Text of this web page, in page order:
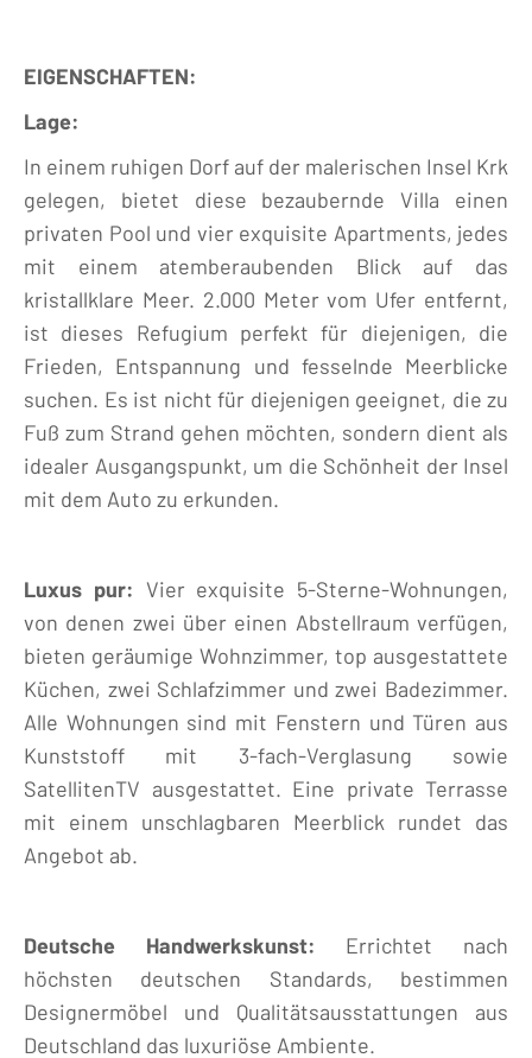
EIGENSCHAFTEN:
Lage:
In einem ruhigen Dorf auf der malerischen Insel Krk
gelegen, bietet diese bezaubernde Villa einen
privaten Pool und vier exquisite Apartments, jedes
mit einem atemberaubenden Blick auf das
kristallklare Meer. 2.000 Meter vom Ufer entfernt,
ist dieses Refugium perfekt für diejenigen, die
Frieden, Entspannung und fesselnde Meerblicke
suchen. Es ist nicht für diejenigen geeignet, die zu
Fuß zum Strand gehen möchten, sondern dient als
idealer Ausgangspunkt, um die Schönheit der Insel
mit dem Auto zu erkunden.
Luxus pur: Vier exquisite 5-Sterne-Wohnungen,
von denen zwei über einen Abstellraum verfügen,
bieten geräumige Wohnzimmer, top ausgestattete
Küchen, zwei Schlafzimmer und zwei Badezimmer.
Alle Wohnungen sind mit Fenstern und Türen aus
Kunststoff mit 3-fach-Verglasung sowie
SatellitenTV ausgestattet. Eine private Terrasse
mit einem unschlagbaren Meerblick rundet das
Angebot ab.
Deutsche Handwerkskunst: Errichtet nach
höchsten deutschen Standards, bestimmen
Designermöbel und Qualitätsausstattungen aus
Deutschland das luxuriöse Ambiente.